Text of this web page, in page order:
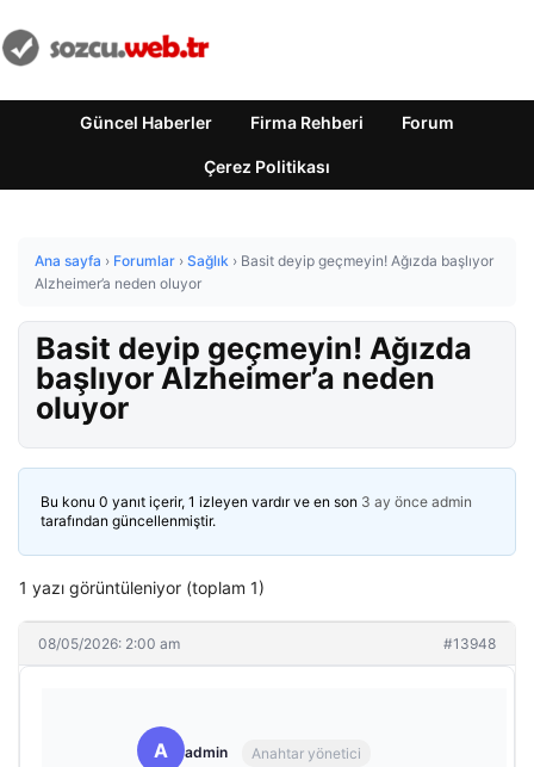
Güncel Haberler Firma Rehberi Forum
Çerez Politikası
Ana sayfa › Forumlar › Sağlık › Basit deyip geçmeyin! Ağızda başlıyor
Alzheimer’a neden oluyor
Basit deyip geçmeyin! Ağızda
başlıyor Alzheimer’a neden
oluyor
Bu konu 0 yanıt içerir, 1 izleyen vardır ve en son 3 ay önce admin
tarafından güncellenmiştir.
1 yazı görüntüleniyor (toplam 1)
08/05/2026: 2:00 am #13948
A admin Anahtar yönetici